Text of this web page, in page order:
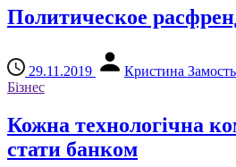
Политическое
29.11.2019
Кристина
Бізнес
Кожна технологічна
стати банком